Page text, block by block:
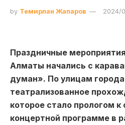
by Темирлан Жапаров 2024/
Праздничные
Алматы начались с
думан». По улицам
театрализованное
которое стало прологом к
концертной программе в